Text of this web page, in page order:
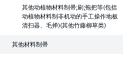
其他动植物材料制帚;刷;拖把等(包括
动植物材料制非机动的手工操作地板
清扫器、毛掸)(其他竹藤柳草类)
其他材料制帚